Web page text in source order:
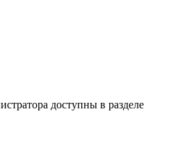
доступны в разделе